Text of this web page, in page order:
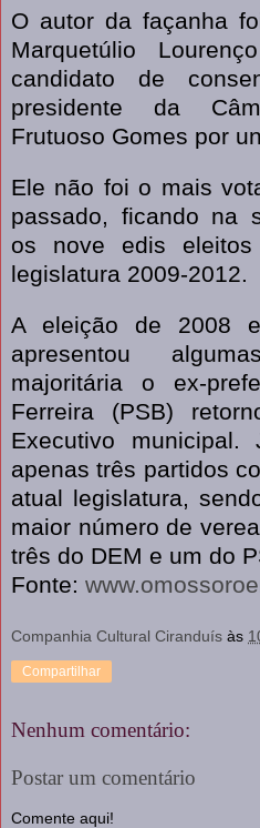
O autor da façanha
Marquetúlio
candidato de
presidente da
Frutuoso Gomes por
Ele não foi o mais
passado, ficando na
os nove edis
legislatura 2009-2012.
A eleição de 2008
apresentou
majoritária o ex-
Ferreira (PSB)
Executivo municipal.
apenas três partidos
atual legislatura,
maior número de
três do DEM e um do
Fonte:
Companhia Cultural Ciranduís às
Compartilhar
Nenhum comentário:
Postar um comentário
Comente aqui!